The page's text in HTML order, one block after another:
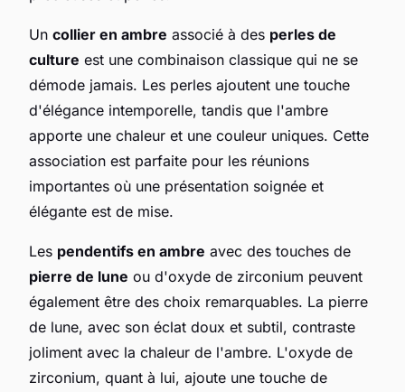
Un collier en ambre associé à des perles de
culture est une combinaison classique qui ne se
démode jamais. Les perles ajoutent une touche
d'élégance intemporelle, tandis que l'ambre
apporte une chaleur et une couleur uniques. Cette
association est parfaite pour les réunions
importantes où une présentation soignée et
élégante est de mise.
Les pendentifs en ambre avec des touches de
pierre de lune ou d'oxyde de zirconium peuvent
également être des choix remarquables. La pierre
de lune, avec son éclat doux et subtil, contraste
joliment avec la chaleur de l'ambre. L'oxyde de
zirconium, quant à lui, ajoute une touche de